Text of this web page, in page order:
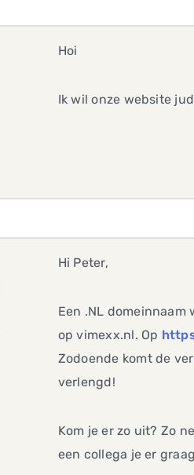
Hoi
Ik wil onze website
Hi Peter,
Een .NL
op vimexx.nl. Op
Zodoende komt de
verlengd!
Kom je er zo uit? Zo
een collega je er